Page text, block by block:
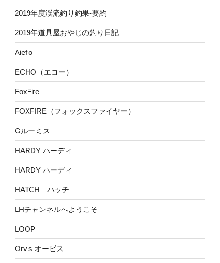
2019年度渓流釣り釣果-要約
2019年道具屋おやじの釣り日記
Aieflo
ECHO（エコー）
FoxFire
FOXFIRE（フォックスファイヤー）
Gルーミス
HARDY ハーディ
HARDY ハーディ
HATCH ハッチ
LHチャンネルへようこそ
LOOP
Orvis オービス